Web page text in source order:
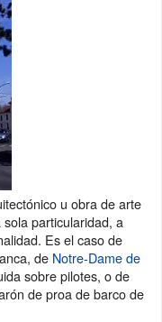
u obra de arte
particularidad, a
Es el caso de
de Notre-Dame de
sobre pilotes, o de
de proa de barco de